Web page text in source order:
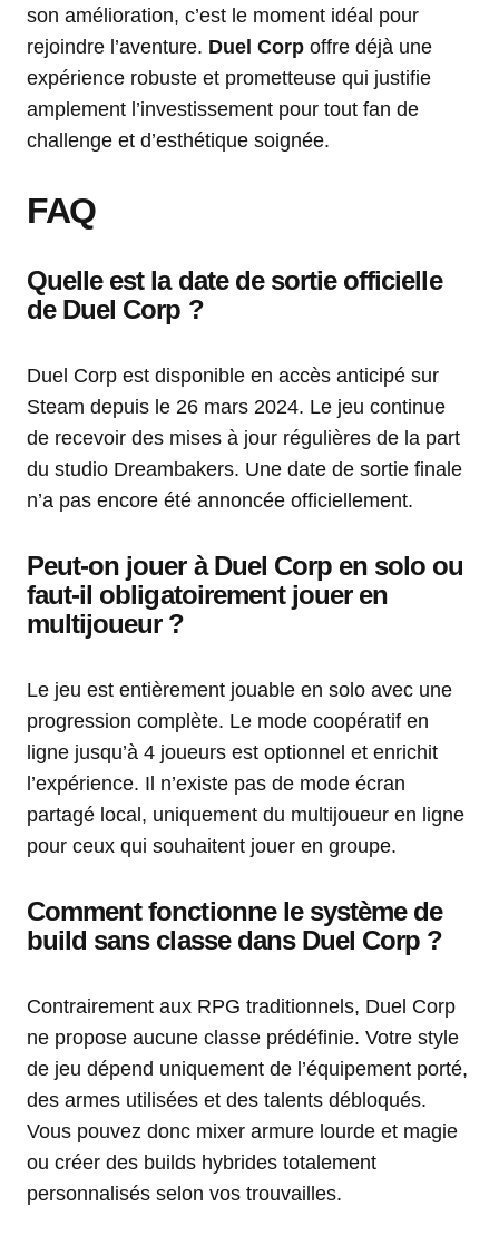
son amélioration, c’est le moment idéal pour
rejoindre l’aventure. Duel Corp offre déjà une
expérience robuste et prometteuse qui justifie
amplement l’investissement pour tout fan de
challenge et d’esthétique soignée.
FAQ
Quelle est la date de sortie officielle
de Duel Corp ?
Duel Corp est disponible en accès anticipé sur
Steam depuis le 26 mars 2024. Le jeu continue
de recevoir des mises à jour régulières de la part
du studio Dreambakers. Une date de sortie finale
n’a pas encore été annoncée officiellement.
Peut-on jouer à Duel Corp en solo ou
faut-il obligatoirement jouer en
multijoueur ?
Le jeu est entièrement jouable en solo avec une
progression complète. Le mode coopératif en
ligne jusqu’à 4 joueurs est optionnel et enrichit
l’expérience. Il n’existe pas de mode écran
partagé local, uniquement du multijoueur en ligne
pour ceux qui souhaitent jouer en groupe.
Comment fonctionne le système de
build sans classe dans Duel Corp ?
Contrairement aux RPG traditionnels, Duel Corp
ne propose aucune classe prédéfinie. Votre style
de jeu dépend uniquement de l’équipement porté,
des armes utilisées et des talents débloqués.
Vous pouvez donc mixer armure lourde et magie
ou créer des builds hybrides totalement
personnalisés selon vos trouvailles.